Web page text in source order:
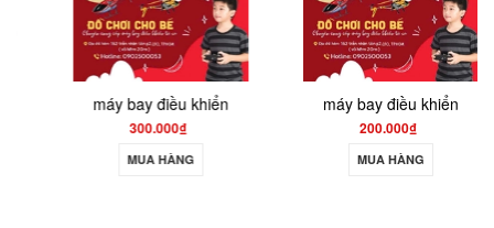
máy bay điều khiển
300.000₫
MUA HÀNG
máy bay điều khiển
200.000₫
MUA HÀNG